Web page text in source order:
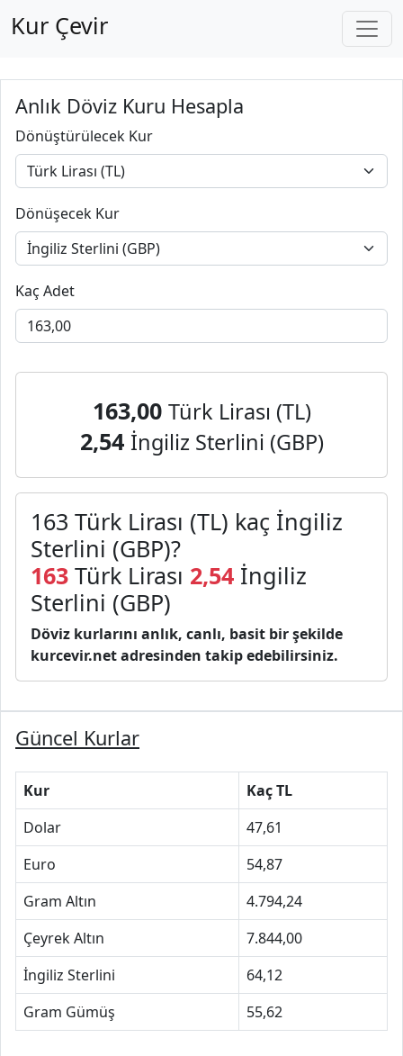
Kur Çevir
Anlık Döviz Kuru Hesapla
Dönüştürülecek Kur
Dönüşecek Kur
Kaç Adet
163,00 Türk Lirası (TL)
2,54 İngiliz Sterlini (GBP)
163 Türk Lirası (TL) kaç İngiliz
Sterlini (GBP)?
163 Türk Lirası 2,54 İngiliz
Sterlini (GBP)
Döviz kurlarını anlık, canlı, basit bir şekilde
kurcevir.net adresinden takip edebilirsiniz.
Güncel Kurlar
Kur
Kaç TL
Dolar
47,61
Euro
54,87
Gram Altın
4.794,24
Çeyrek Altın
7.844,00
İngiliz Sterlini
64,12
Gram Gümüş
55,62